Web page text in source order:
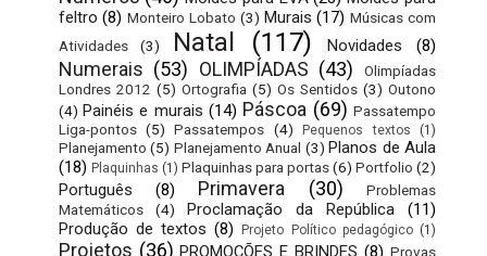
feltro (8) Monteiro Lobato (3) Murais (17) Músicas com
Atividades
(3) Natal (117) Novidades (8)
Numerais (53) OLIMPÍADAS (43)
Olimpíadas
Londres 2012 (5) Ortografia (5) Os Sentidos (3) Outono
(4) Painéis e murais (14) Páscoa (69) Passatempo
Liga-pontos (5) Passatempos (4) Pequenos textos (1)
Planejamento (5) Planejamento Anual (3) Planos de Aula
(18) Plaquinhas (1) Plaquinhas para portas(6) Portfolio (2)
Português (8) Primavera (30)
Problemas
Matemáticos
(4) Proclamação da República
(11)
Produção de textos (8) Projeto Político pedagógico (1)
Projetos (36) PROMOÇÕES E BRINDES (8) Provas